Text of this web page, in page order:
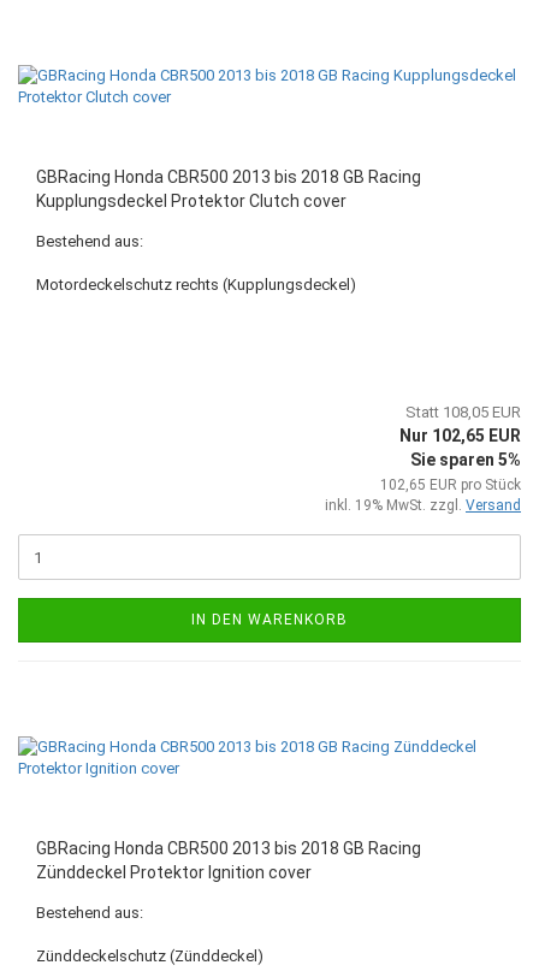
GBRacing Honda CBR500 2013 bis 2018 GB Racing
Kupplungsdeckel Protektor Clutch cover
Bestehend aus:
Motordeckelschutz rechts (Kupplungsdeckel)
Statt 108,05 EUR
Nur 102,65 EUR
Sie sparen 5%
102,65 EUR pro Stück
inkl. 19% MwSt. zzgl. Versand
IN DEN WARENKORB
GBRacing Honda CBR500 2013 bis 2018 GB Racing
Zünddeckel Protektor Ignition cover
Bestehend aus:
Zünddeckelschutz (Zünddeckel)